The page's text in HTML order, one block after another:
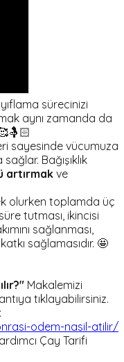
sürecinizi
aynı zamanda da
sayesinde vücumuza
Bağışıklık
artırmakve
olurken toplamda üç
tutması, ikincisi
sağlanması,
sağlamasıdır. 🤩
Makalemizi
tıklayabilirsiniz.
odem-nasil-atilir/
Çay Tarifi